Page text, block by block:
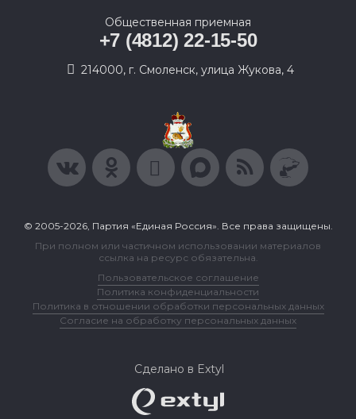
Общественная приемная
+7 (4812) 22-15-50
214000, г. Смоленск, улица Жукова, 4
© 2005-2026, Партия «Единая Россия». Все права защищены.
При полном или частичном использовании материалов
ссылка на ресурс обязательна.
Пользовательское соглашение
Политика конфиденциальности
Политика в отношении обработки персональных данных
Согласие на обработку персональных данных
Сделано в Extyl